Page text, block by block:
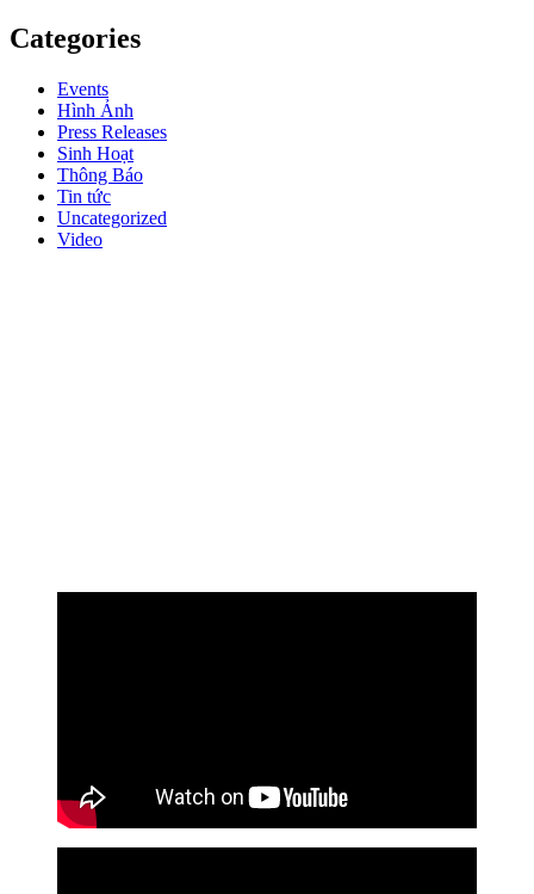
Categories
Events
Hình Ảnh
Press Releases
Sinh Hoạt
Thông Báo
Tin tức
Uncategorized
Video